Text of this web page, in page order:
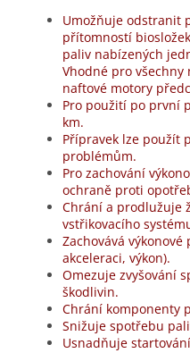
Umožňuje odstranit
přítomností
paliv nabízených
Vhodné pro všechny
naftové motory
Pro použití po první
km.
Přípravek lze použít
problémům.
Pro zachování
ochraně proti
Chrání a prodlužuje
vstřikovacího
Zachovává
akceleraci, výkon).
Omezuje zvyšování
škodlivin.
Chrání komponenty
Snižuje spotřebu
Usnadňuje